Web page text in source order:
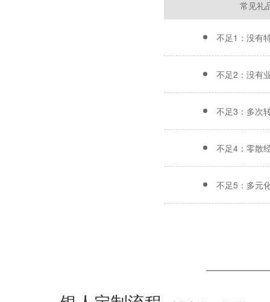
常见礼
不足1：没有
不足2：没有
不足3：多次
不足4：零散
不足5：多元